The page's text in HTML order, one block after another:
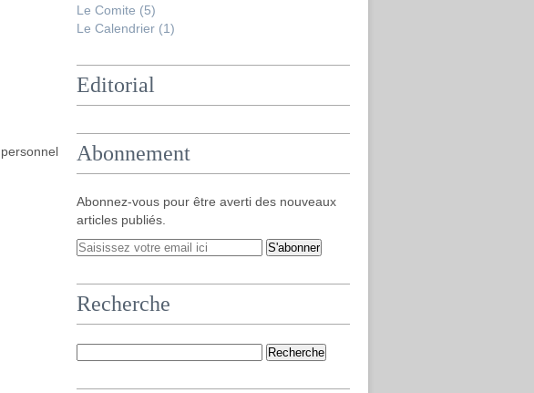
Le Comite (5)
Le Calendrier (1)
Editorial
Abonnement
Abonnez-vous pour être averti des nouveaux
articles publiés.
Recherche